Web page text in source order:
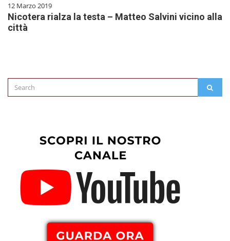
12 Marzo 2019
Nicotera rialza la testa – Matteo Salvini vicino alla
città
for: